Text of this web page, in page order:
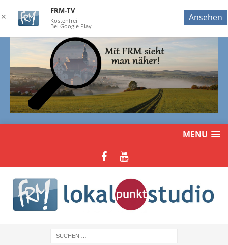
MENU
✕
FRM-TV
Kostenfrei
Bei Google Play
Ansehen